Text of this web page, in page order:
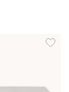
Lägg